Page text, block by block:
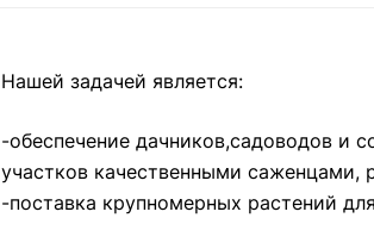
Нашей задачей является:
-обеспечение дачников,садоводов и
участков качественными саженцами,
-поставка крупномерных растений